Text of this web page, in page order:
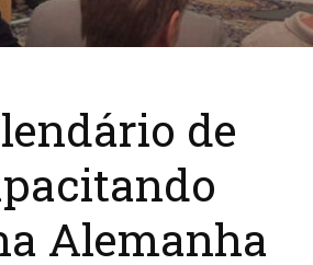
Paraná
de
Alemanha